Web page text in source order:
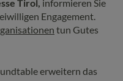
Tirol, informieren Sie
Engagement.
tun Gutes
erweitern das